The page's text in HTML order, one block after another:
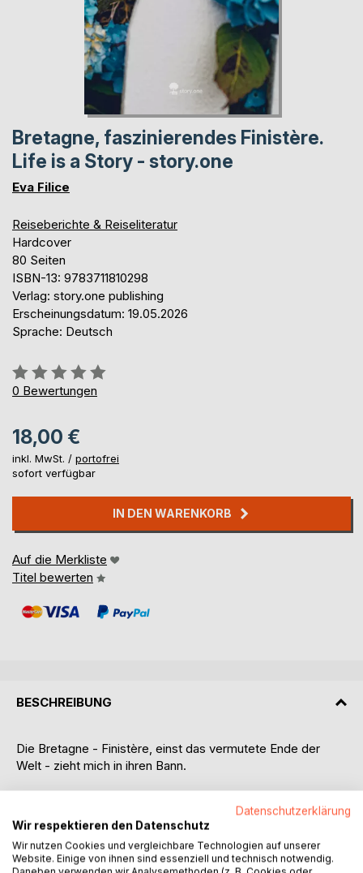
Bretagne, faszinierendes Finistère.
Life is a Story - story.one
Eva Filice
Reiseberichte & Reiseliteratur
Hardcover
80 Seiten
ISBN-13: 9783711810298
Verlag: story.one publishing
Erscheinungsdatum: 19.05.2026
Sprache: Deutsch
Bewertung::
0%
0 Bewertungen
18,00 €
inkl. MwSt. / portofrei
sofort verfügbar
IN DEN WARENKORB
Auf die Merkliste
Titel bewerten
BESCHREIBUNG
Die Bretagne - Finistère, einst das vermutete Ende der
Welt - zieht mich in ihren Bann.
Gezeiten. Wanderungen entlang der Küste eröffnen die
raue und romantische Schönheit der Natur. Die "alten
Steine" - Menhire, Allées couvertes, Dolmen und Cairns -
bringen mich zum Staunen und versetzen mich in eine
Datenschutzerklärung
Wir respektieren den Datenschutz
Wir nutzen Cookies und vergleichbare Technologien auf unserer
Website. Einige von ihnen sind essenziell und technisch notwendig.